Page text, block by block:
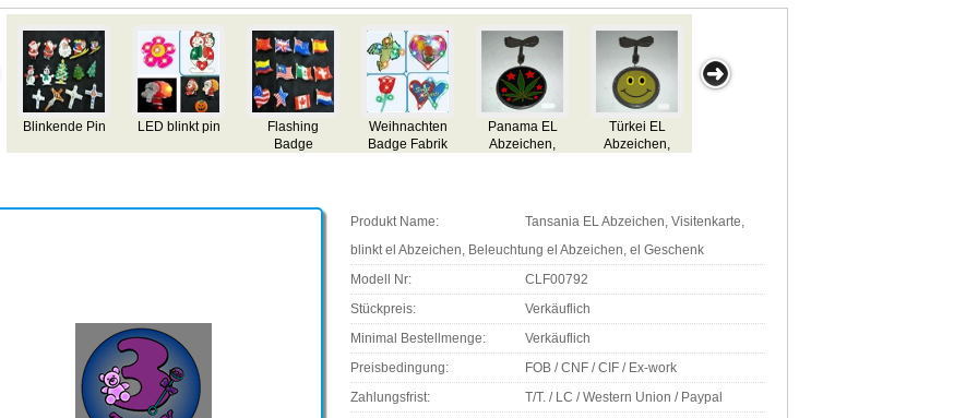
EL
el
Türkei EL
Beleuchtung el
Pakistan EL
Beleuchtung el
Tunesien El
Beleuchtung el
Geschenk
Oman EL
Abzeichen,
Geschenk
Norwegen EL
Abzeichen,
Beleuchtung el
Geschenk
Abzeichen,
Beleuchtung el
Abzeichen, el
Geschenk
Produkt Name:
Tansania EL Abzeichen, Visitenkarte,
blinkt el Abzeichen, Beleuchtung el Abzeichen, el Geschenk
Modell Nr:
CLF00792
Stückpreis:
Verkäuflich
Minimal Bestellmenge:
Verkäuflich
Preisbedingung:
FOB / CNF / CIF / Ex-work
Zahlungsfrist:
T/T. / LC / Western Union / Paypal